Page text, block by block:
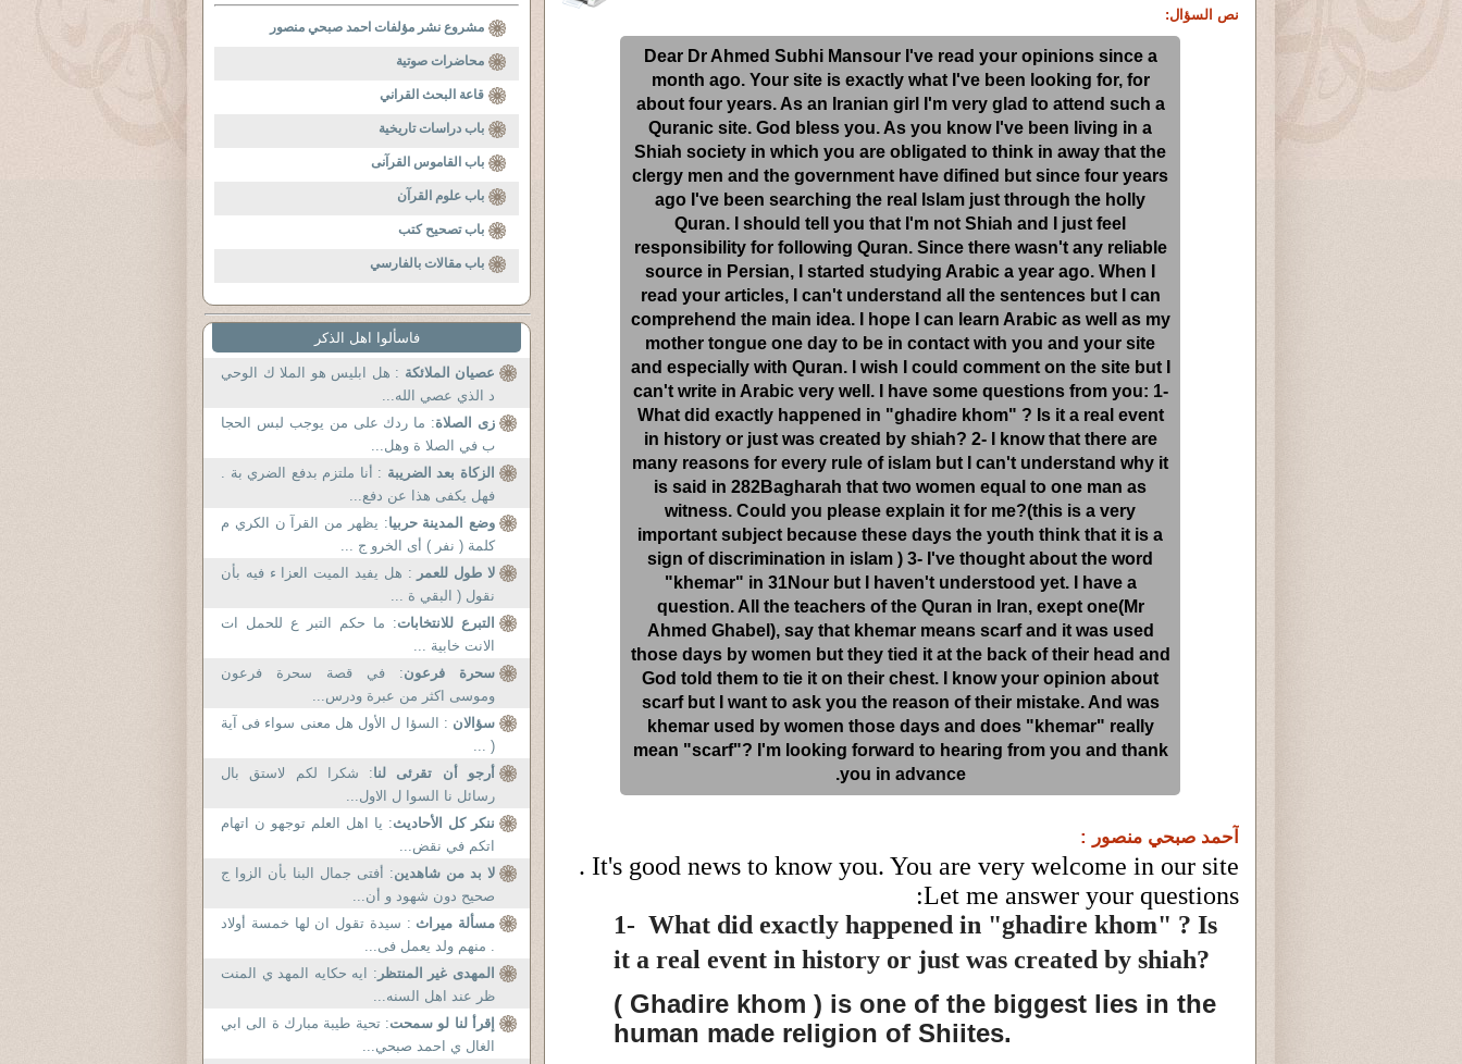
نص السؤال:
Dear Dr Ahmed Subhi Mansour I've read your opinions since a
month ago. Your site is exactly what I've been looking for, for
about four years. As an Iranian girl I'm very glad to attend such a
Quranic site. God bless you. As you know I've been living in a
Shiah society in which you are obligated to think in away that the
clergy men and the government have difined but since four years
ago I've been searching the real Islam just through the holly
Quran. I should tell you that I'm not Shiah and I just feel
responsibility for following Quran. Since there wasn't any reliable
source in Persian, I started studying Arabic a year ago. When I
read your articles, I can't understand all the sentences but I can
comprehend the main idea. I hope I can learn Arabic as well as my
mother tongue one day to be in contact with you and your site
and especially with Quran. I wish I could comment on the site but I
can't write in Arabic very well. I have some questions from you: 1-
What did exactly happened in "ghadire khom" ? Is it a real event
in history or just was created by shiah? 2- I know that there are
many reasons for every rule of islam but I can't understand why it
is said in 282Bagharah that two women equal to one man as
witness. Could you please explain it for me?(this is a very
important subject because these days the youth think that it is a
sign of discrimination in islam ) 3- I've thought about the word
"khemar" in 31Nour but I haven't understood yet. I have a
question. All the teachers of the Quran in Iran, exept one(Mr
Ahmed Ghabel), say that khemar means scarf and it was used
those days by women but they tied it at the back of their head and
God told them to tie it on their chest. I know your opinion about
scarf but I want to ask you the reason of their mistake. And was
khemar used by women those days and does "khemar" really
mean "scarf"? I'm looking forward to hearing from you and thank
you in advance.
آحمد صبحي منصور :
It's good news to know you. You are very welcome in our site .
Let me answer your questions:
1- What did exactly happened in "ghadire khom" ? Is
it a real event in history or just was created by shiah?
( Ghadire khom ) is one of the biggest lies in the
human made religion of Shiites.
مشروع نشر مؤلفات احمد صبحي منصور
محاضرات صوتية
قاعة البحث القراني
باب دراسات تاريخية
باب القاموس القرآنى
باب علوم القرآن
باب تصحيح كتب
باب مقالات بالفارسي
فاسألوا اهل الذكر
عصيان الملائكة : هل ابليس هو الملا ك الوحي
د الذي عصي الله...
زى الصلاة: ما ردك على من يوجب لبس الحجا
ب في الصلا ة وهل...
الزكاة بعد الضريبة : أنا ملتزم بدفع الضري بة .
فهل يكفى هذا عن دفع...
وضع المدينة حربيا: يظهر من القرآ ن الكري م
كلمة ( نفر ) أى الخرو ج ...
لا طول للعمر : هل يفيد الميت العزا ء فيه بأن
نقول ( البقي ة ...
التبرع للانتخابات: ما حكم التبر ع للحمل ات
الانت خابية ...
سحرة فرعون: في قصة سحرة فرعون
وموسى اكثر من عبرة ودرس...
سؤالان : السؤا ل الأول هل معنى سواء فى آية
( ...
أرجو أن تقرئى لنا: شكرا لكم لاستق بال
رسائل نا السوا ل الاول...
ننكر كل الأحاديث: يا اهل العلم توجهو ن اتهام
اتكم في نقض...
لا بد من شاهدين: أفتى جمال البنا بأن الزوا ج
صحيح دون شهود و أن...
مسألة ميراث : سيدة تقول ان لها خمسة أولاد
. منهم ولد يعمل فى...
المهدى غير المنتظر : ايه حكايه المهد ي المنت
ظر عند اهل السنه...
إقرأ لنا لو سمحت: تحية طيبة مبارك ة الى ابي
الغال ي احمد صبحي...